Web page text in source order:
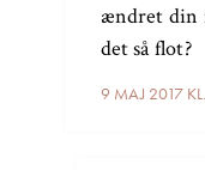
9 MAJ 2017
ændret din
det så flot?